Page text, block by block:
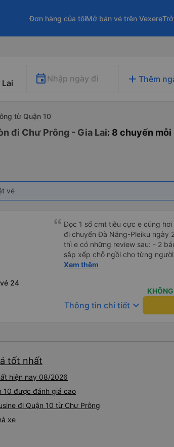
Đơn hàng của tôiMở bán vé trên Vexere
Nhập ngày đi add Thêm
từ Quận 10
đi Chư Prông - Gia Lai: 8 chuyến mỗi
vé
24
Đọc 1 số cmt tiêu cực e cũng
đi chuyến Đà Nẵng-Pleiku ngày
thì e có những review sau: - 2
sắp xếp chỗ ngồi cho từng người 1 - A phụ xe dui tính,
cùng tần số nên nói câu nào là
nên cũng k đòi hỏi gì nhìu hơn.
dừng lại để đi vệ sinh.
Xem thêm
Thông tin chi tiết keyboard_arrow_down
tốt nhất
hiện nay 08/2026
10 được đánh giá cao
đi Quận 10 từ Chư Prông
xe